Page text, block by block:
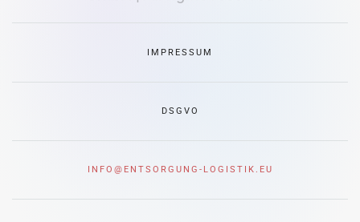
IMPRESSUM
DSGVO
INFO@ENTSORGUNG-LOGISTIK.EU